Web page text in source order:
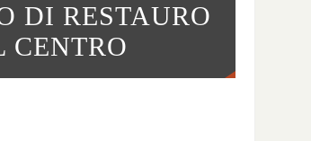
DI RESTAURO
CENTRO